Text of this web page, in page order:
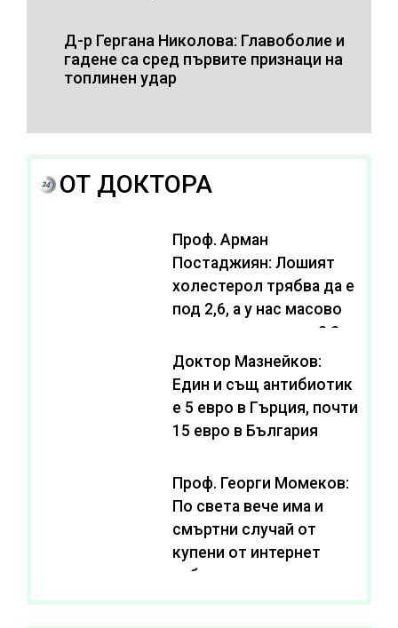
Д-р Гергана Николова: Главоболие и
гадене са сред първите признаци на
топлинен удар
ОТ ДОКТОРА
Проф. Арман
Постаджиян: Лошият
холестерол трябва да е
под 2,6, а у нас масово
се живее с нива от 3,2
Доктор Мазнейков:
Един и същ антибиотик
e 5 евро в Гърция, почти
15 евро в България
Проф. Георги Момеков:
По света вече има и
смъртни случай от
купени от интернет
субстанции за
отслабване